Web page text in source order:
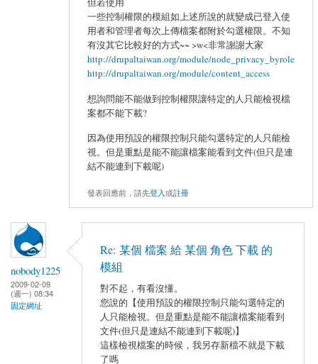
一些控制權限的模組如上述所說的就變成已登入使
用者和管理者每次上傳檔案都附於勾選權限。不知
有沒其它比較好的方式~~ >w<非常謝謝大家
http://drupaltaiwan.org/module/node_privacy_byrole
http://drupaltaiwan.org/module/content_access
想詢問能不能做到控制權限讓特定的人只能檢視檔
案都不能下載?
因為使用預設的權限控制只能勾選特定的人只能檢
視。但是重點是能不能讓檔案能看到文件(但只是連
結不能連到下載呢)
發表回應前，請先登入或註冊
nobody1225
2009-02-09
(週一) 08:34
固定網址
Re: 某個 檔案 給 某個 角色 下載 的
模組
對不起，有看沒懂。
您說的【使用預設的權限控制只能勾選特定的
人只能檢視。但是重點是能不能讓檔案能看到
文件(但只是連結不能連到下載呢)】
這樣檢視檔案的時候，我另存新檔不就是下載
了嗎